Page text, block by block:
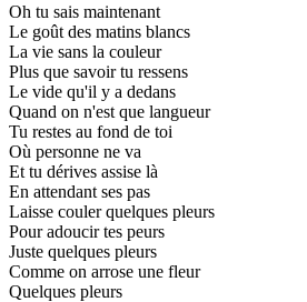
Oh tu sais maintenant
Le goût des matins blancs
La vie sans la couleur
Plus que savoir tu ressens
Le vide qu'il y a dedans
Quand on n'est que langueur
Tu restes au fond de toi
Où personne ne va
Et tu dérives assise là
En attendant ses pas
Laisse couler quelques pleurs
Pour adoucir tes peurs
Juste quelques pleurs
Comme on arrose une fleur
Quelques pleurs